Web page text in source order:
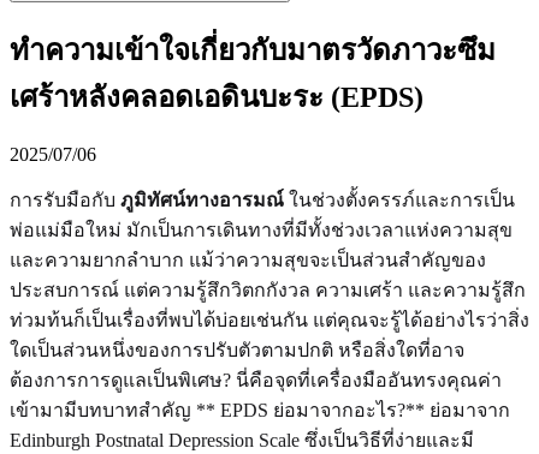
ทำความเข้าใจเกี่ยวกับมาตรวัดภาวะซึม
เศร้าหลังคลอดเอดินบะระ (EPDS)
2025/07/06
การรับมือกับ ภูมิทัศน์ทางอารมณ์ ในช่วงตั้งครรภ์และการเป็น
พ่อแม่มือใหม่ มักเป็นการเดินทางที่มีทั้งช่วงเวลาแห่งความสุข
และความยากลำบาก แม้ว่าความสุขจะเป็นส่วนสำคัญของ
ประสบการณ์ แต่ความรู้สึกวิตกกังวล ความเศร้า และความรู้สึก
ท่วมท้นก็เป็นเรื่องที่พบได้บ่อยเช่นกัน แต่คุณจะรู้ได้อย่างไรว่าสิ่ง
ใดเป็นส่วนหนึ่งของการปรับตัวตามปกติ หรือสิ่งใดที่อาจ
ต้องการการดูแลเป็นพิเศษ? นี่คือจุดที่เครื่องมืออันทรงคุณค่า
เข้ามามีบทบาทสำคัญ ** EPDS ย่อมาจากอะไร?** ย่อมาจาก
Edinburgh Postnatal Depression Scale ซึ่งเป็นวิธีที่ง่ายและมี